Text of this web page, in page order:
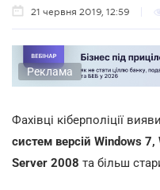
21 червня 2019, 12:59
Реклама
Фахівці кіберполіції
систем версій Windows
Server 2008 та більш